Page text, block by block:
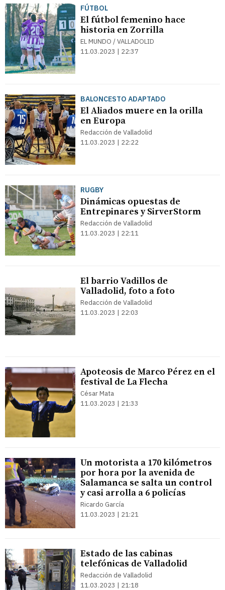
FÚTBOL
El fútbol femenino hace
historia en Zorrilla
EL MUNDO / VALLADOLID
11.03.2023 | 22:37
BALONCESTO ADAPTADO
El Aliados muere en la orilla
en Europa
Redacción de Valladolid
11.03.2023 | 22:22
RUGBY
Dinámicas opuestas de
Entrepinares y SirverStorm
Redacción de Valladolid
11.03.2023 | 22:11
El barrio Vadillos de
Valladolid, foto a foto
Redacción de Valladolid
11.03.2023 | 22:03
Apoteosis de Marco Pérez en el
festival de La Flecha
César Mata
11.03.2023 | 21:33
Un motorista a 170 kilómetros
por hora por la avenida de
Salamanca se salta un control
y casi arrolla a 6 policías
Ricardo García
11.03.2023 | 21:21
Estado de las cabinas
telefónicas de Valladolid
Redacción de Valladolid
11.03.2023 | 21:18